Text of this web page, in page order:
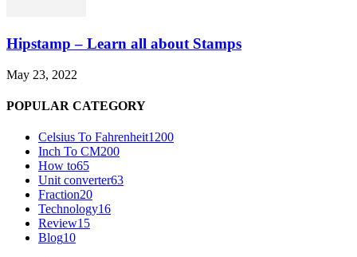
Hipstamp – Learn all about Stamps
May 23, 2022
POPULAR CATEGORY
Celsius To Fahrenheit1200
Inch To CM200
How to65
Unit converter63
Fraction20
Technology16
Review15
Blog10